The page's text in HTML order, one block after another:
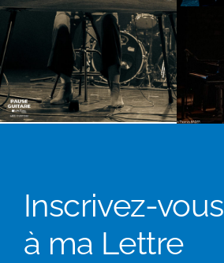
Inscrivez-vous
à ma Lettre